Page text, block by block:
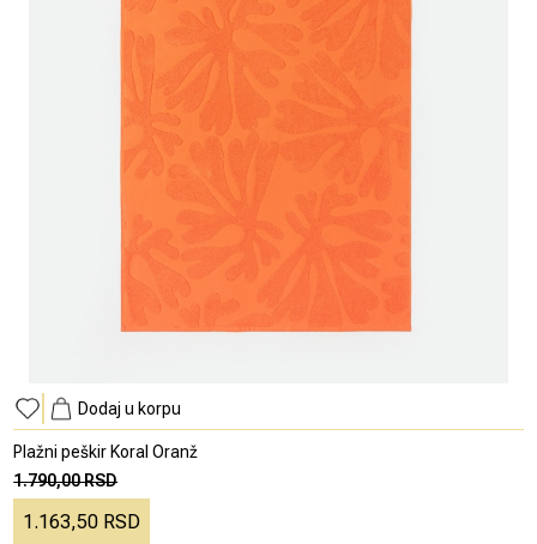
Dodaj u korpu
Plažni peškir Koral Oranž
1.790,00 RSD
1.163,50 RSD